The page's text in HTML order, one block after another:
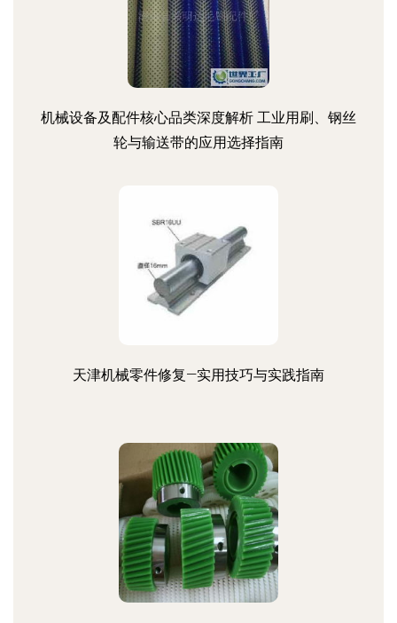
机械设备及配件核心品类深度解析 工业用刷、钢丝
轮与输送带的应用选择指南
天津机械零件修复—实用技巧与实践指南